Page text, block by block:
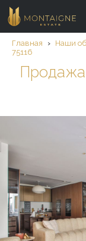
Главная › Наши
75116